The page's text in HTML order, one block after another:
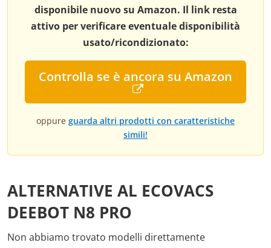
disponibile nuovo su Amazon. Il link resta
attivo per verificare eventuale disponibilità
usato/ricondizionato:
Controlla se è ancora su Amazon
oppure guarda altri prodotti con caratteristiche
simili!
ALTERNATIVE AL ECOVACS
DEEBOT N8 PRO
Non abbiamo trovato modelli direttamente